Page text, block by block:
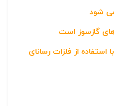
می شود
های گازسوز است
از فلزات رسانای